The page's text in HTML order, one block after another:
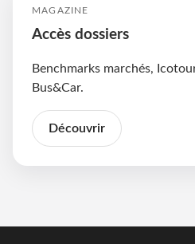
MAGAZINE
Accès dossiers
Benchmarks marchés,
Bus&Car.
Découvrir